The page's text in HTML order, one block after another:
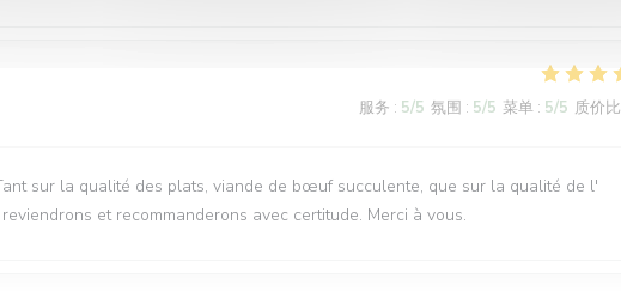
服务 : 5/5 氛围 : 5/5 菜单 : 5/5 质价比
sur la qualité des plats, viande de bœuf succulente, que sur la qualité de l'
et recommanderons avec certitude. Merci à vous.